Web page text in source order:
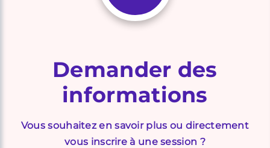
Demander des
informations
Vous souhaitez en savoir plus ou directement
vous inscrire à une session ?